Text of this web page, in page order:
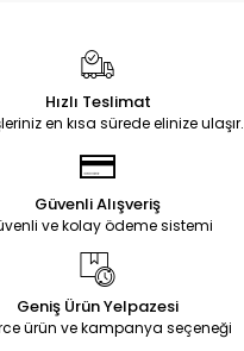
Hızlı Teslimat
en kısa sürede elinize ulaşır.
Güvenli Alışveriş
ve kolay ödeme sistemi
Geniş Ürün Yelpazesi
ürün ve kampanya seçeneği